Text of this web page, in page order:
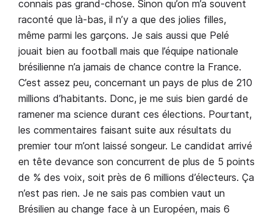
connais pas grand-chose. Sinon qu’on m’a souvent
raconté que là-bas, il n’y a que des jolies filles,
même parmi les garçons. Je sais aussi que Pelé
jouait bien au football mais que l’équipe nationale
brésilienne n’a jamais de chance contre la France.
C’est assez peu, concernant un pays de plus de 210
millions d’habitants. Donc, je me suis bien gardé de
ramener ma science durant ces élections. Pourtant,
les commentaires faisant suite aux résultats du
premier tour m’ont laissé songeur. Le candidat arrivé
en tête devance son concurrent de plus de 5 points
de % des voix, soit près de 6 millions d’électeurs. Ça
n’est pas rien. Je ne sais pas combien vaut un
Brésilien au change face à un Européen, mais 6